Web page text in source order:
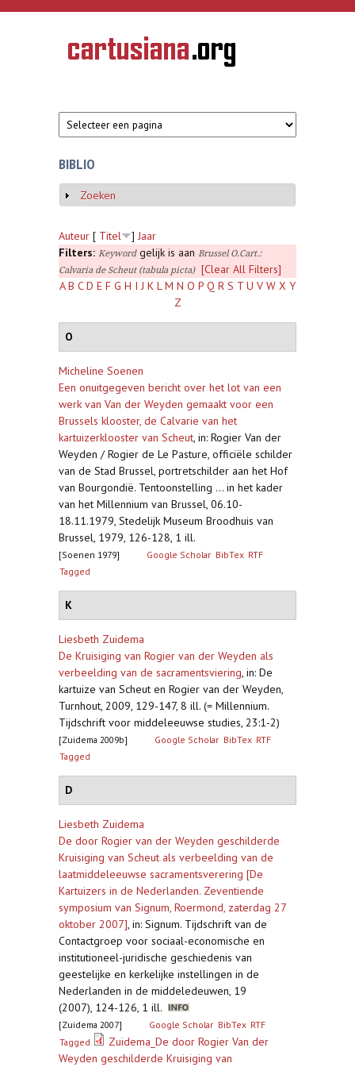
Overslaan en naar de inhoud gaan
CARTUSIANA
Geschiedenis
van de
BIBLIO
Weergeven
Zoeken
Auteur [ Titel ] Jaar
Filters: Keywordgelijk is aan Brussel O.Cart.:
Calvaria de Scheut (tabula picta)
[Clear All Filters]
A B C D E F G H I J K L M N O P Q R S T U V W X Y
Z
O
Micheline Soenen
Een onuitgegeven bericht over het lot van een
werk van Van der Weyden gemaakt voor een
Brussels klooster, de Calvarie van het
kartuizerklooster van Scheut, in: Rogier Van der
Weyden / Rogier de Le Pasture, officiële schilder
van de Stad Brussel, portretschilder aan het Hof
van Bourgondië. Tentoonstelling ... in het kader
van het Millennium van Brussel, 06.10-
18.11.1979, Stedelijk Museum Broodhuis van
Brussel, 1979, 126-128, 1 ill.
[Soenen 1979] Google Scholar BibTex RTF
Tagged
K
Liesbeth Zuidema
De Kruisiging van Rogier van der Weyden als
verbeelding van de sacramentsviering, in: De
kartuize van Scheut en Rogier van der Weyden,
Turnhout, 2009, 129-147, 8 ill. (= Millennium.
Tijdschrift voor middeleeuwse studies, 23:1-2)
[Zuidema 2009b] Google Scholar BibTex RTF
Tagged
D
Liesbeth Zuidema
De door Rogier van der Weyden geschilderde
Kruisiging van Scheut als verbeelding van de
laatmiddeleeuwse sacramentsverering [De
Kartuizers in de Nederlanden. Zeventiende
symposium van Signum, Roermond, zaterdag 27
oktober 2007], in: Signum. Tijdschrift van de
Contactgroep voor sociaal-economische en
institutioneel-juridische geschiedenis van
geestelijke en kerkelijke instellingen in de
Nederlanden in de middeledeuwen, 19
(2007), 124-126, 1 ill.
[Zuidema 2007] Google Scholar BibTex RTF
Tagged
Zuidema_De door Rogier Van der
Weyden geschilderde Kruisiging van